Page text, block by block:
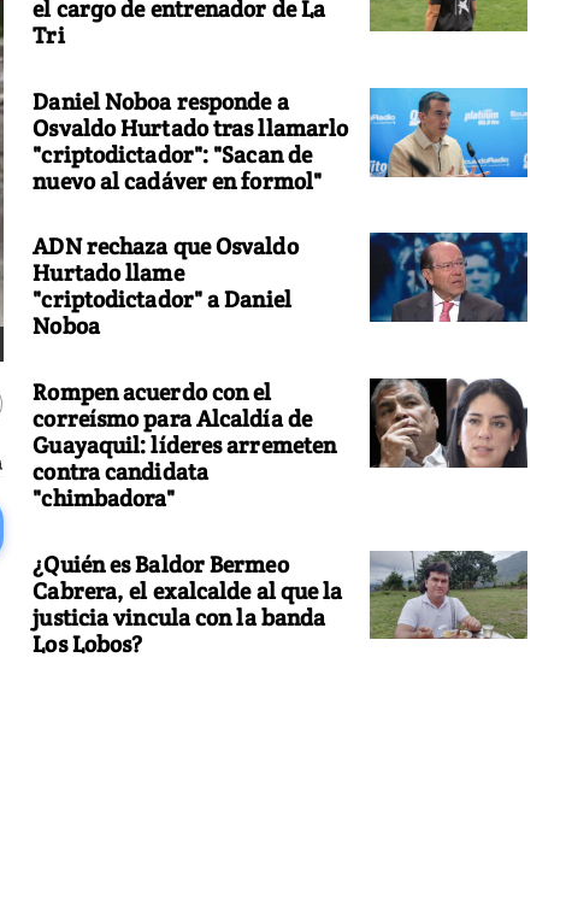
el cargo de entrenador de La
Tri
Daniel Noboa responde a
Osvaldo Hurtado tras llamarlo
"criptodictador": "Sacan de
nuevo al cadáver en formol"
ADN rechaza que Osvaldo
Hurtado llame
"criptodictador" a Daniel
Noboa
Rompen acuerdo con el
correísmo para Alcaldía de
Guayaquil: líderes arremeten
contra candidata
"chimbadora"
¿Quién es Baldor Bermeo
Cabrera, el exalcalde al que la
justicia vincula con la banda
Los Lobos?